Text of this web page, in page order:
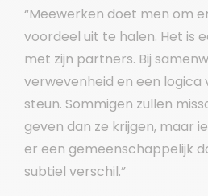
“Meewerken doet men om
voordeel uit te halen. Het is
met zijn partners. Bij
verwevenheid en een logica
steun. Sommigen zullen
geven dan ze krijgen, maar
er een gemeenschappelijk
subtiel verschil.”